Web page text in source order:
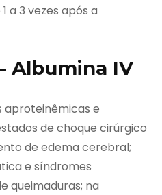
a 3 vezes após a
Albumina IV
aproteinêmicas e
de choque cirúrgico
de edema cerebral;
e síndromes
queimaduras; na